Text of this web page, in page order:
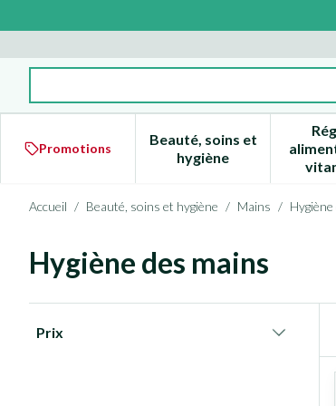
Promotions
Beauté, soins et
hygièneAfficher le sous-
Accueil / Beauté, soins et hygiène / Mains /
Hygiène des mains
Prix